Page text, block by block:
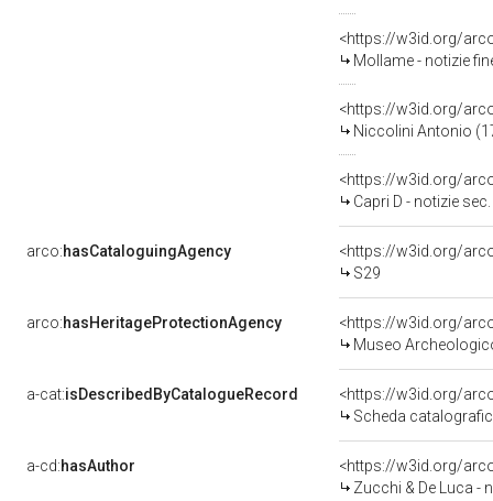
<https://w3id.org/
Mollame - notizie
<https://w3id.org/
Niccolini Antonio
<https://w3id.org/
Capri D - notizie sec.
arco:hasCataloguingAgency
<https://w3id.org/
S29
arco:hasHeritageProtectionAgency
<https://w3id.org/
Museo
a-cat:isDescribedByCatalogueRecord
<https://w3id.org/
Scheda
a-cd:hasAuthor
<https://w3id.org/
Zucchi & De Luca -